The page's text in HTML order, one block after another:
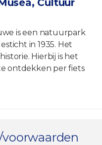
is een natuurpark
in 1935. Het
Hierbij is het
ontdekken per fiets